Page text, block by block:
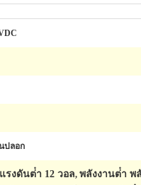
ปลอก
งดันต่ํา 12 วอล, พลังงานต่ํา พ